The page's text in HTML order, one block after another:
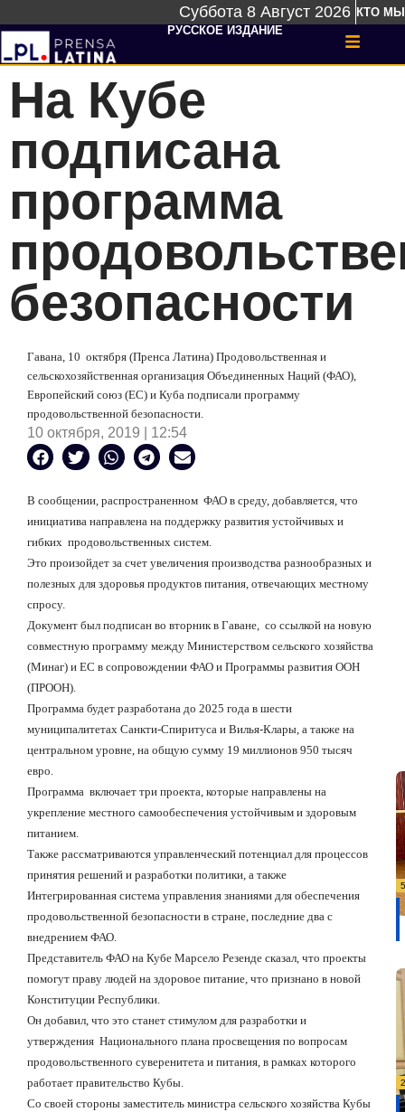
Суббота 8 Август 2026 КТО МЫ
РУССКОЕ ИЗДАНИЕ
На Кубе
подписана
программа
безопасности
Гавана, 10 октября (Пренса Латина) Продовольственная и
сельскохозяйственная организация Объединенных Наций (ФАО),
Европейский союз (ЕС) и Куба подписали программу
продовольственной безопасности.
10 октября, 2019 | 12:54
В сообщении, распространенном ФАО в среду, добавляется, что
инициатива направлена на поддержку развития устойчивых и
гибких продовольственных систем.
Это произойдет за счет увеличения производства разнообразных и
полезных для здоровья продуктов питания, отвечающих местному
спросу.
Документ был подписан во вторник в Гаване, со ссылкой на новую
совместную программу между Министерством сельского хозяйства
(Минаг) и ЕС в сопровождении ФАО и Программы развития ООН
(ПРООН).
Программа будет разработана до 2025 года в шести
муниципалитетах Санкти-Спиритуса и Вилья-Клары, а также на
центральном уровне, на общую сумму 19 миллионов 950 тысяч
евро.
Программа включает три проекта, которые направлены на
укрепление местного самообеспечения устойчивым и здоровым
питанием.
Также рассматриваются управленческий потенциал для процессов
принятия решений и разработки политики, а также
Интегрированная система управления знаниями для обеспечения
продовольственной безопасности в стране, последние два с
внедрением ФАО.
Представитель ФАО на Кубе Марсело Резенде сказал, что проекты
помогут праву людей на здоровое питание, что признано в новой
Конституции Республики.
Он добавил, что это станет стимулом для разработки и
утверждения Национального плана просвещения по вопросам
продовольственного суверенитета и питания, в рамках которого
работает правительство Кубы.
Со своей стороны заместитель министра сельского хозяйства Кубы